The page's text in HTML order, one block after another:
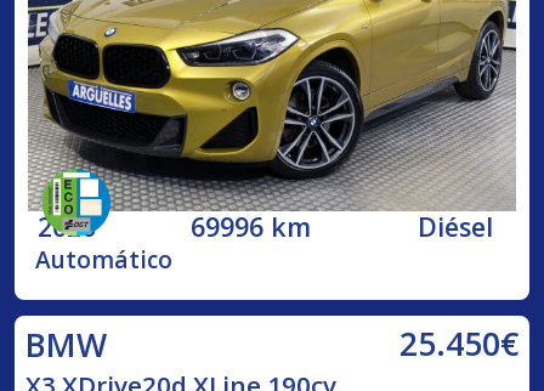
2020 69996 km Diésel
Automático
BMW 25.450€